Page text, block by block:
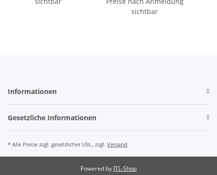
sichtbar
Informationen
Gesetzliche Informationen
* Alle Preise zzgl. gesetzlicher USt., zzgl. Versand
Powered by JTL-Shop